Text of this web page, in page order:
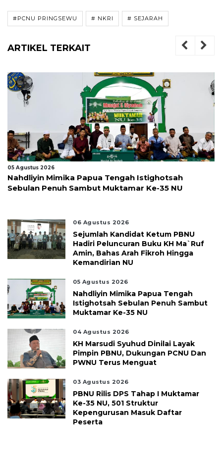
#PCNU PRINGSEWU # NKRI # SEJARAH
ARTIKEL TERKAIT
05 Agustus 2026
Nahdliyin Mimika Papua Tengah Istighotsah
Sebulan Penuh Sambut Muktamar Ke-35 NU
06 Agustus 2026
Sejumlah Kandidat Ketum PBNU
Hadiri Peluncuran Buku KH Ma`ruf
Amin, Bahas Arah Fikroh Hingga
Kemandirian NU
05 Agustus 2026
Nahdliyin Mimika Papua Tengah
Istighotsah Sebulan Penuh Sambut
Muktamar Ke-35 NU
04 Agustus 2026
KH Marsudi Syuhud Dinilai Layak
Pimpin PBNU, Dukungan PCNU Dan
PWNU Terus Menguat
03 Agustus 2026
PBNU Rilis DPS Tahap I Muktamar
Ke-35 NU, 501 Struktur
Kepengurusan Masuk Daftar
Peserta